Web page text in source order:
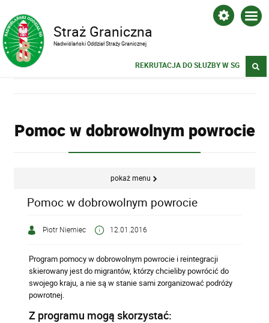
Straż Graniczna
Nadwiślański Oddział Straży Granicznej
REKRUTACJA DO SŁUŻBY W SG
Pomoc w dobrowolnym powrocie
pokaż menu
Pomoc w dobrowolnym powrocie
Piotr Niemiec 12.01.2016
Program pomocy w dobrowolnym powrocie i reintegracji
skierowany jest do migrantów, którzy chcieliby powrócić do
swojego kraju, a nie są w stanie sami zorganizować podróży
powrotnej.
Z programu mogą skorzystać: